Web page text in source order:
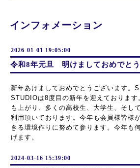
インフォメーション
2026-01-01 19:05:00
令和8年元旦 明けましておめでとう
新年あけましておめでとうございます
STUDIOは8度目の新年を迎えておりま
も上がり、多くの高校生、大学生、そし
利用頂いております。今年も会員様皆様
きる環境作りに努めて参ります。今年も
げます。
2024-03-16 15:39:00